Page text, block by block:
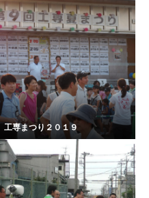
工専まつり２０１９